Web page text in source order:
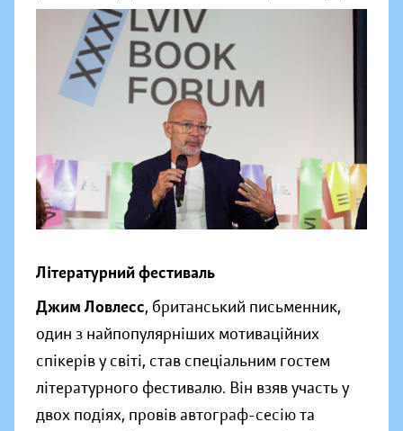
Літературний фестиваль
Джим Ловлесс, британський письменник,
один з найпопулярніших мотиваційних
спікерів у світі, став спеціальним гостем
літературного фестивалю. Він взяв участь у
двох подіях, провів автограф-сесію та